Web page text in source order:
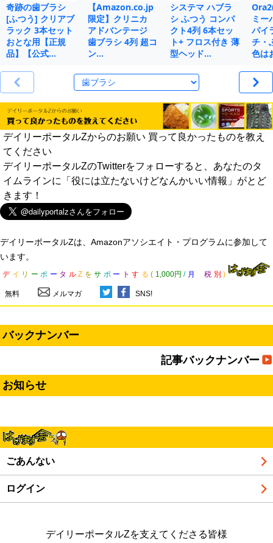
奇跡の歯ブラシ
[ふつう] クリアブ
ラック 3本セット
おとな用【正規
品】【公式…
【Amazon.co.jp
限定】クリニカ
アドバンテージ
歯ブラシ 4列 超コ
ン…
システマ ハブラ
シ ふつう コンパ
クト4列 6本セッ
ト+ フロス付き 薄
型ヘッド…
ミー
パイ
チ・
色は
デイリーポータルZからのお願い 買って良かったものを教え
てください
デイリーポータルZのTwitterをフォローすると、あなたのタ
イムラインに「役には立たないけどなんかいい情報」がとど
きます！
デイリーポータルZは、Amazonアソシエイト・プログラムに参加して
います。
デ イ リ ー ポ ー タ ル Z を サ ポ ー ト す る ( 1,000円 / 月 税 別 )
無料 メルマガ SNS!
バックナンバー
記事バックナンバー
お知らせ
ごあんない
ログイン
デイリーポータルZを支えてくださる皆様